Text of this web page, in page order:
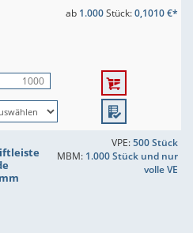
ab 1.000Stück:0,1010 €*
VPE:500 Stück
MBM: 1.000 Stück und nur
volle VE